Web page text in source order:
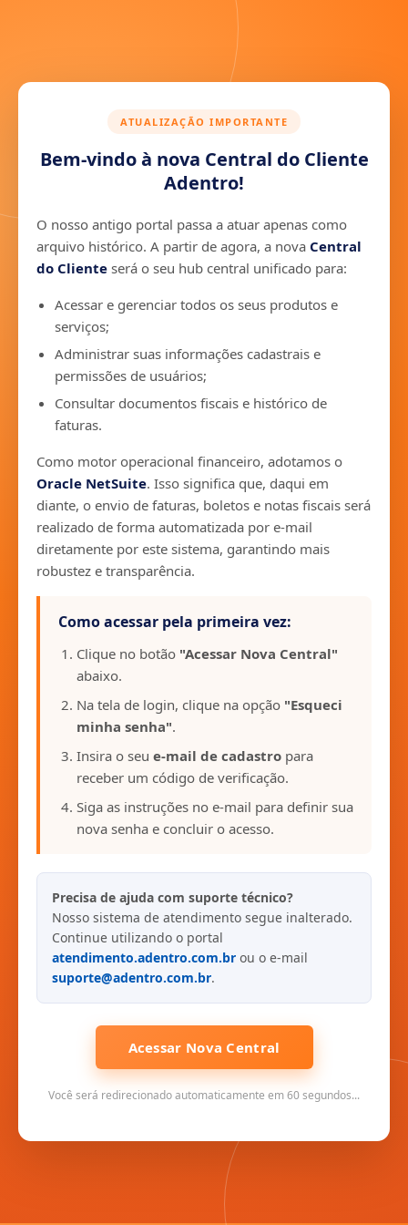
ATUALIZAÇÃO IMPORTANTE
Bem-vindo à nova Central do Cliente
Adentro!
O nosso antigo portal passa a atuar apenas como
arquivo histórico. A partir de agora, a nova Central
do Cliente será o seu hub central unificado para:
Acessar e gerenciar todos os seus produtos e
serviços;
Administrar suas informações cadastrais e
permissões de usuários;
Consultar documentos fiscais e histórico de
faturas.
Como motor operacional financeiro, adotamos o
Oracle NetSuite. Isso significa que, daqui em
diante, o envio de faturas, boletos e notas fiscais será
realizado de forma automatizada por e-mail
diretamente por este sistema, garantindo mais
robustez e transparência.
Como acessar pela primeira vez:
Clique no botão "Acessar Nova Central"
abaixo.
Na tela de login, clique na opção "Esqueci
minha senha".
Insira o seu e-mail de cadastro para
receber um código de verificação.
Siga as instruções no e-mail para definir sua
nova senha e concluir o acesso.
Precisa de ajuda com suporte técnico?
Nosso sistema de atendimento segue inalterado.
Continue utilizando o portal
atendimento.adentro.com.br ou o e-mail
suporte@adentro.com.br.
Acessar Nova Central
Você será redirecionado automaticamente em 60 segundos...